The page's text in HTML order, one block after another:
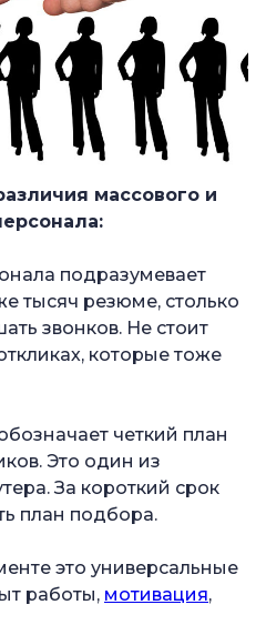
массового и
:
подразумевает
тысяч резюме, столько
звонков. Не стоит
которые тоже
четкий план
Это один из
За короткий срок
план подбора.
это универсальные
работы, мотивация,